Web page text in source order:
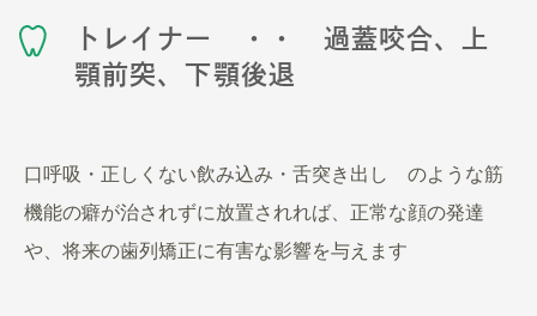
トレイナー ・・ 過蓋咬合、上
顎前突、下顎後退
口呼吸・正しくない飲み込み・舌突き出し のような筋
機能の癖が治されずに放置されれば、正常な顔の発達
や、将来の歯列矯正に有害な影響を与えます